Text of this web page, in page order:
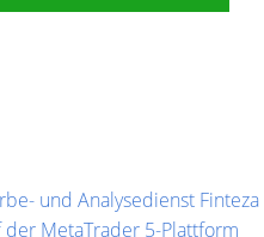
und Analysedienst Finteza
der MetaTrader 5-Plattform